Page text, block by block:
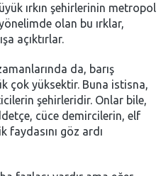
ırkın şehirlerinin metropol
olan bu ırklar,
açıktırlar.
da, barış
çok yüksektir. Buna istisna,
şehirleridir. Onlar bile,
cüce demircilerin, elf
faydasını göz ardı